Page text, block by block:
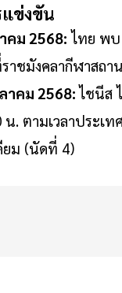
ข่งขัน
คม 2568: ไทย พบ
าชมังคลากีฬาสถ
าคม 2568:ไชนีส
น. ตามเวลาประเ
ยม (นัดที่ 4)